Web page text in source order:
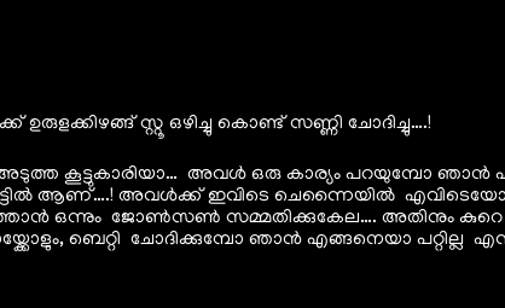
സ്റ്റൂ ഒഴിച്ചു കൊണ്ട് സണ്ണി ചോദിച്ചു….!
അടുത്ത കൂട്ടുകാരിയാ… അവൾ ഒരു കാര്യം പറയുമ്പോ
ആണ്….! അവൾക്ക് ഇവിടെ ചെന്നൈയിൽ
ഒന്നും ജോൺസൺ സമ്മതിക്കുകേല…. അതിനും കുറെ
ബെറ്റി ചോദിക്കുമ്പോ ഞാൻ എങ്ങനെയാ പറ്റില്ല